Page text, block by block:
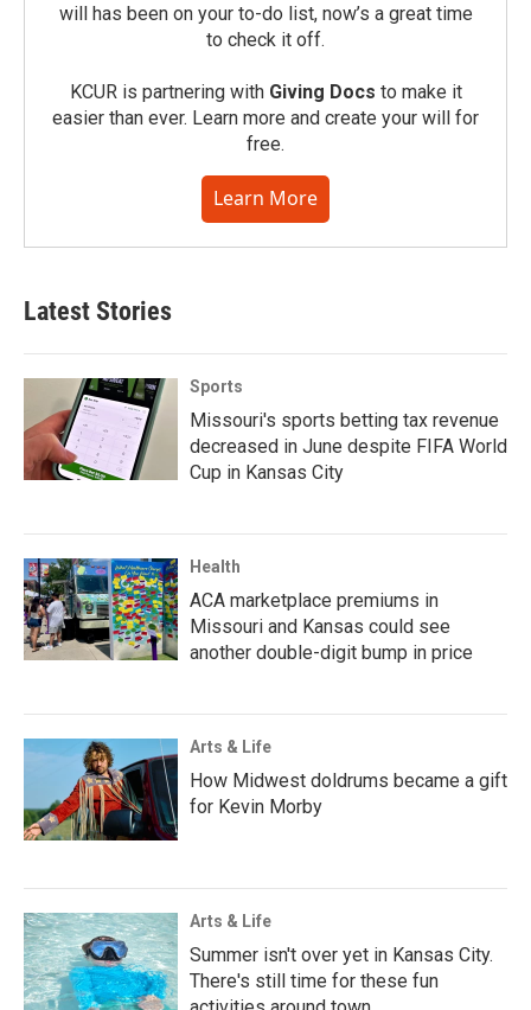
will has been on your to-do list, now’s a great time
to check it off.
KCUR is partnering with Giving Docs to make it
easier than ever. Learn more and create your will for
free.
Learn More
Latest Stories
Sports
Missouri's sports betting tax revenue
decreased in June despite FIFA World
Cup in Kansas City
Health
ACA marketplace premiums in
Missouri and Kansas could see
another double-digit bump in price
Arts & Life
How Midwest doldrums became a gift
for Kevin Morby
Arts & Life
Summer isn't over yet in Kansas City.
There's still time for these fun